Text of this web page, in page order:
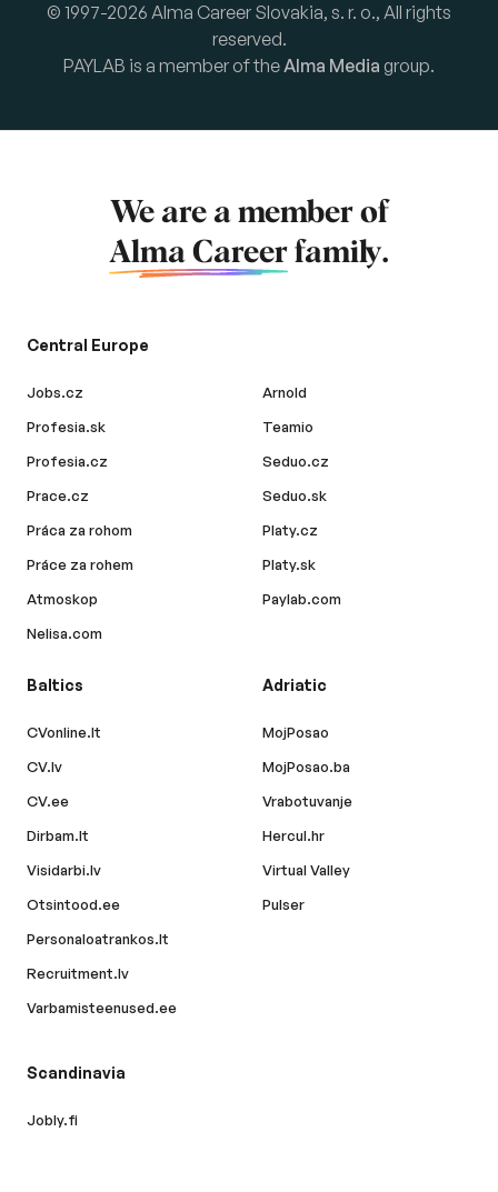
© 1997-2026 Alma Career Slovakia, s. r. o., All rights
reserved.
PAYLAB is a member of theAlma Media group.
We are a member of
Alma Career family.
Central Europe
Jobs.cz
Profesia.sk
Profesia.cz
Prace.cz
Práca za rohom
Práce za rohem
Atmoskop
Nelisa.com
Arnold
Teamio
Seduo.cz
Seduo.sk
Platy.cz
Platy.sk
Paylab.com
Baltics
CVonline.lt
CV.lv
CV.ee
Dirbam.lt
Visidarbi.lv
Otsintood.ee
Personaloatrankos.lt
Recruitment.lv
Varbamisteenused.ee
Adriatic
MojPosao
MojPosao.ba
Vrabotuvanje
Hercul.hr
Virtual Valley
Pulser
Scandinavia
Jobly.fi